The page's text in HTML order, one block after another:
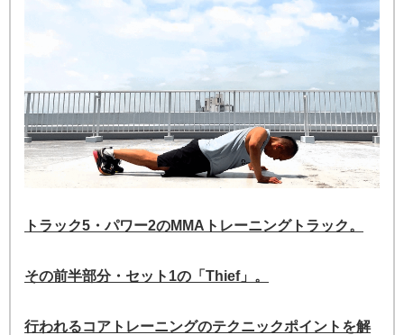
トラック5・パワー2のMMAトレーニングトラック。
その前半部分・セット1の「Thief」。
行われるコアトレーニングのテクニックポイントを解